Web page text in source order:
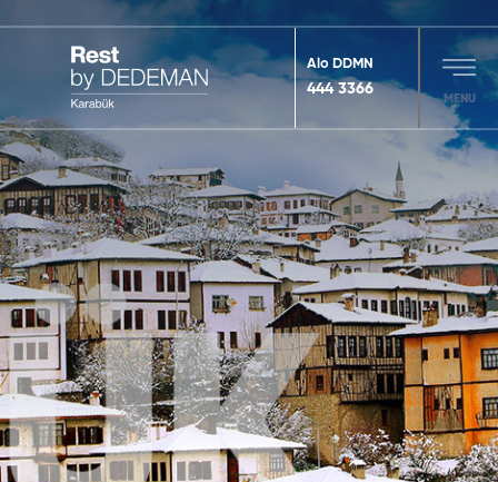
Alo DDMN
444 3366
MENU